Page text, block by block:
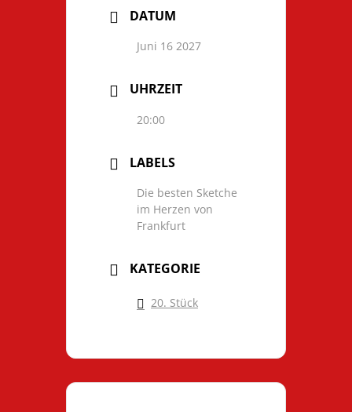
DATUM
Juni 16 2027
UHRZEIT
20:00
LABELS
Die besten Sketche
im Herzen von
Frankfurt
KATEGORIE
20. Stück